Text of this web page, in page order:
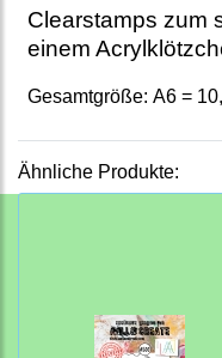
Clearstamps zum
einem
Gesamtgröße: A6 =
Ähnliche Produkte: